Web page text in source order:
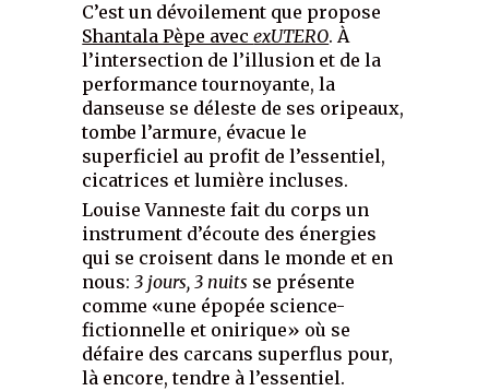
C’est un dévoilement que propose
Shantala Pèpe avecexUTERO. À
l’intersection de l’illusion et de la
performance tournoyante, la
danseuse se déleste de ses oripeaux,
tombe l’armure, évacue le
superficiel au profit de l’essentiel,
cicatrices et lumière incluses.
Louise Vanneste fait du corps un
instrument d’écoute des énergies
qui se croisent dans le monde et en
nous:3 jours, 3 nuits se présente
comme «une épopée science-
fictionnelle et onirique» où se
défaire des carcans superflus pour,
là encore, tendre à l’essentiel.